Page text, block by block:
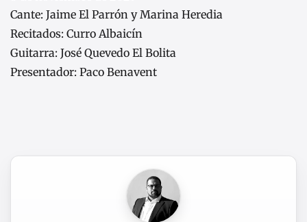
Cante: Jaime El Parrón y Marina Heredia
Recitados: Curro Albaicín
Guitarra: José Quevedo El Bolita
Presentador: Paco Benavent